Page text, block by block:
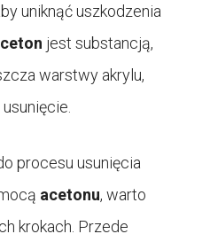
uniknąć uszkodzenia
jest substancją,
warstwy akrylu,
procesu usunięcia
acetonu, warto
krokach. Przede